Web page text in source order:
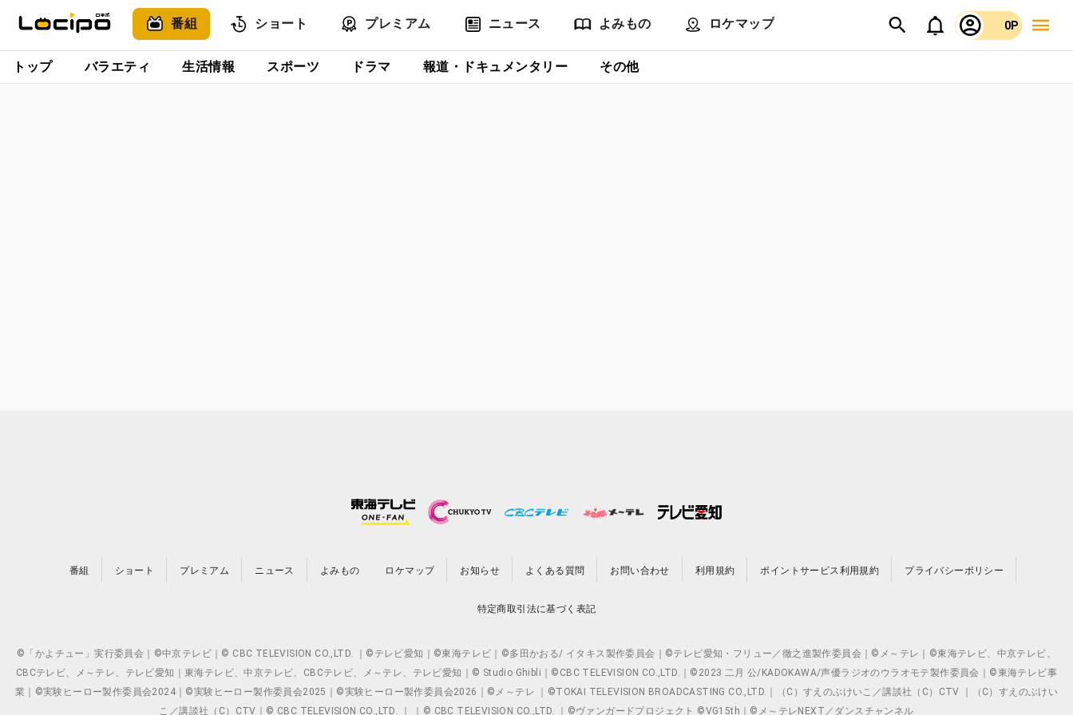
番組 ショート プレミアム ニュース よみもの ロケマップ 0P
トップ バラエティ 生活情報 スポーツ ドラマ 報道・ドキュメンタリー その他
番組 ショート プレミアム ニュース よみもの ロケマップ お知らせ よくある質問 お問い合わせ 利用規約 ポイントサービス利用規約 プライバシーポリシー
特定商取引法に基づく表記
©「かよチュー」実行委員会｜©中京テレビ｜© CBC TELEVISION CO.,LTD. ｜©テレビ愛知｜©東海テレビ｜©多田かおる/ イタキス製作委員会｜©テレビ愛知・フリュー／徹之進製作委員会｜©メ～テレ｜©東海テレビ、中京テレビ、
CBCテレビ、メ～テレ、テレビ愛知｜東海テレビ、中京テレビ、CBCテレビ、メ～テレ、テレビ愛知｜© Studio Ghibli｜©CBC TELEVISION CO.,LTD.｜©2023 二月 公/KADOKAWA/声優ラジオのウラオモテ製作委員会｜©東海テレビ事
業｜©実験ヒーロー製作委員会2024｜©実験ヒーロー製作委員会2025｜©実験ヒーロー製作委員会2026｜©メ～テレ ｜©TOKAI TELEVISION BROADCASTING CO.,LTD.｜（C）すえのぶけいこ／講談社（C）CTV ｜（C）すえのぶけい
こ／講談社（C）CTV｜© CBC TELEVISION CO.,LTD. ｜ ｜© CBC TELEVISION CO.,LTD. ｜©ヴァンガードプロジェクト ©VG15th｜©メ～テレNEXT／ダンスチャンネル